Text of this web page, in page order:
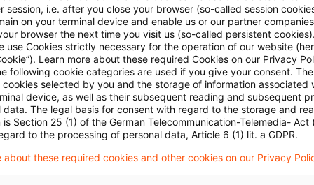
Gericht angeordneten
Fall, könne diese Nachweise zwar gegebenenfalls
Nach dem Wortlaut des § 15 Abs. 1 Satz 1 Nr.
(UStG) setzt das Recht auf Vorsteuerabzug
§§ 14, 14a UStG ausgestellte Rechnung
davon aus, dass der Besitz einer
Ausübung des Vorsteuerabzugsrechts ist. Das
session, i.e. after you close your browser (so-called session
on your terminal device and enable us or our partner
browser the next time you visit us (so-called persistent
use Cookies strictly necessary for the operation of our website
Learn more about these required Cookies on our Privacy
following cookie categories are used if you give your consent.
cookies selected by you and the storage of information associated
device, as well as their subsequent reading and subsequent
data. The legal basis for consent with regard to the storage and
is Section 25 (1) of the German Telecommunication-Telemedia- Act
to the processing of personal data, Article 6 (1) lit. a GDPR.
about these required cookies and other cookies on our Privacy